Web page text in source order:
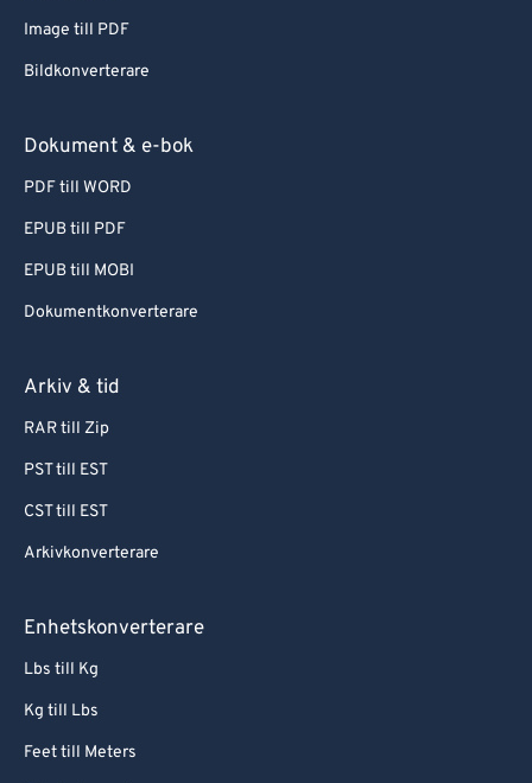
Image till PDF
Bildkonverterare
Dokument & e-bok
PDF till WORD
EPUB till PDF
EPUB till MOBI
Dokumentkonverterare
Arkiv & tid
RAR till Zip
PST till EST
CST till EST
Arkivkonverterare
Enhetskonverterare
Lbs till Kg
Kg till Lbs
Feet till Meters